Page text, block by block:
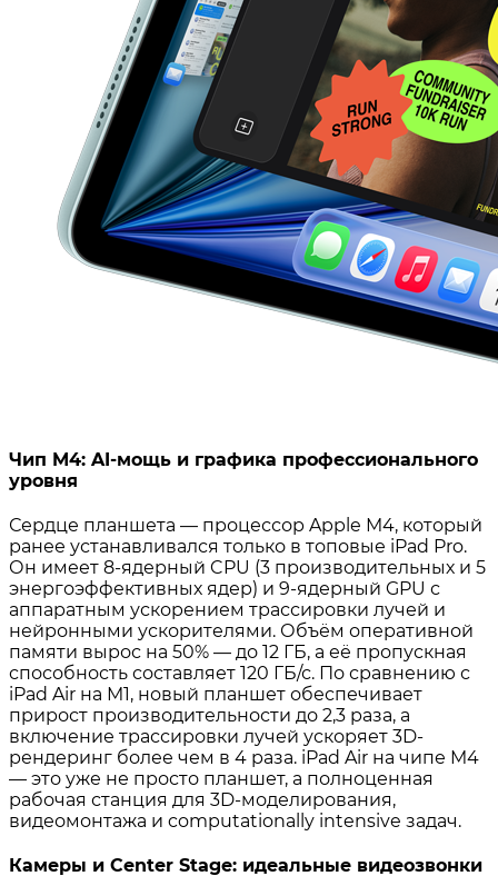
Чип M4: AI-мощь и графика профессионального
уровня
Сердце планшета — процессор Apple M4, который
ранее устанавливался только в топовые iPad Pro.
Он имеет 8‑ядерный CPU (3 производительных и 5
энергоэффективных ядер) и 9‑ядерный GPU с
аппаратным ускорением трассировки лучей и
нейронными ускорителями. Объём оперативной
памяти вырос на 50% — до 12 ГБ, а её пропускная
способность составляет 120 ГБ/с. По сравнению с
iPad Air на M1, новый планшет обеспечивает
прирост производительности до 2,3 раза, а
включение трассировки лучей ускоряет 3D-
рендеринг более чем в 4 раза. iPad Air на чипе M4
— это уже не просто планшет, а полноценная
рабочая станция для 3D-моделирования,
видеомонтажа и computationally intensive задач.
Камеры и Center Stage: идеальные видеозвонки